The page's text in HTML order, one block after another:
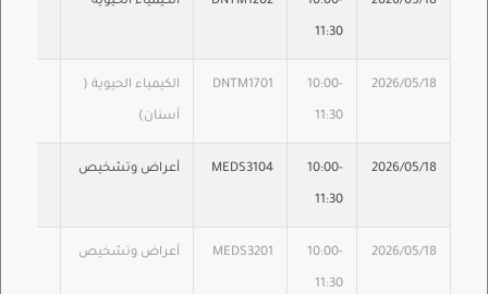
11:30
2026/05/18
10:00-
11:30
DNTM1701 الكيمياء الحيوية (
أسنان)
2026/05/18
10:00-
11:30
MEDS3104 أعراض وتشخيص
2026/05/18
10:00-
11:30
MEDS3201 أعراض وتشخيص